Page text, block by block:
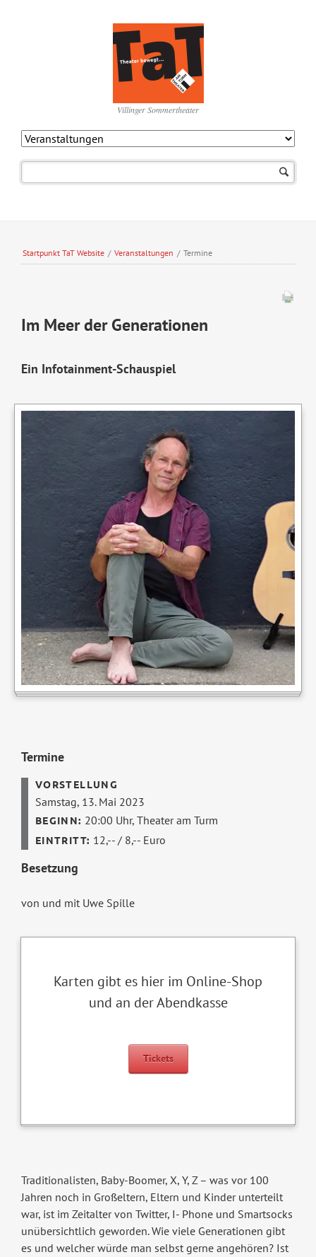
Villinger Sommertheater
Startpunkt TaT Website / Veranstaltungen / Termine
Im Meer der Generationen
Ein Infotainment-Schauspiel
Termine
Samstag, 13. Mai 2023
20:00 Uhr,Theater am Turm
12,-- / 8,-- Euro
Besetzung
von und mit Uwe Spille
Karten gibt es hier im Online-Shop
und an der Abendkasse
Tickets
Traditionalisten, Baby-Boomer, X, Y, Z – was vor 100
Jahren noch in Großeltern, Eltern und Kinder unterteilt
war, ist im Zeitalter von Twitter, I- Phone und Smartsocks
unübersichtlich geworden. Wie viele Generationen gibt
es und welcher würde man selbst gerne angehören? Ist